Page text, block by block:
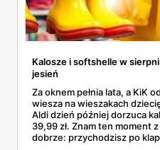
Kalosze i softshelle w
jesień
Za oknem pełnia lata, a KiK
wiesza na wieszakach
Aldi dzień później dorzuca
39,99 zł. Znam ten moment
dobrze: przychodzisz po